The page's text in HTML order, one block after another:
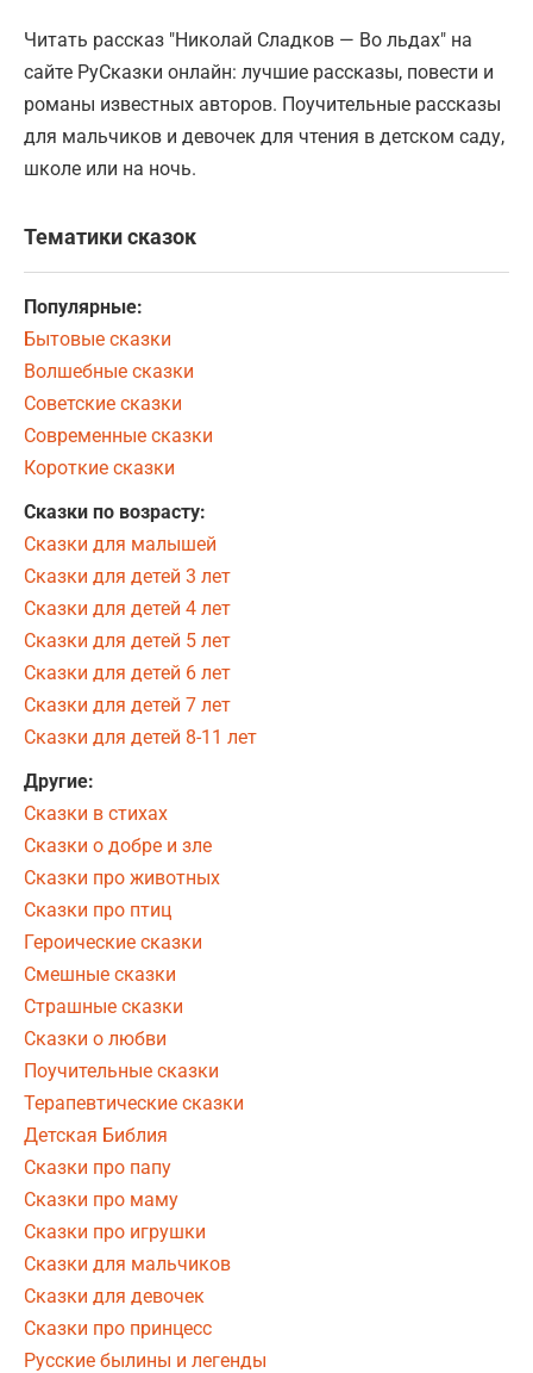
Читать рассказ "Николай Сладков — Во льдах" на
сайте РуСказки онлайн: лучшие рассказы, повести и
романы известных авторов. Поучительные рассказы
для мальчиков и девочек для чтения в детском саду,
школе или на ночь.
Тематики сказок
Популярные:
Бытовые сказки
Волшебные сказки
Советские сказки
Современные сказки
Короткие сказки
Сказки по возрасту:
Сказки для малышей
Сказки для детей 3 лет
Сказки для детей 4 лет
Сказки для детей 5 лет
Сказки для детей 6 лет
Сказки для детей 7 лет
Сказки для детей 8-11 лет
Другие:
Сказки в стихах
Сказки о добре и зле
Сказки про животных
Сказки про птиц
Героические сказки
Смешные сказки
Страшные сказки
Сказки о любви
Поучительные сказки
Терапевтические сказки
Детская Библия
Сказки про папу
Сказки про маму
Сказки про игрушки
Сказки для мальчиков
Сказки для девочек
Сказки про принцесс
Русские былины и легенды